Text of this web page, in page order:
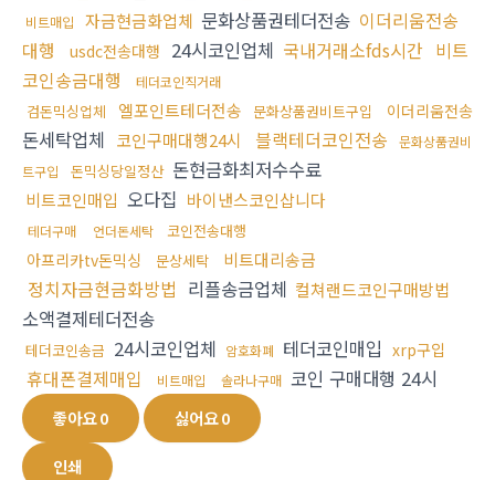
비트매입 자금현금화업체 문화상품권테더전송 이더리움전송
대행
usdc전송대행 24시코인업체 국내거래소fds시간 비트
코인송금대행
테더코인직거래
검돈믹싱업체 엘포인트테더전송 문화상품권비트구입 이더리움전송
돈세탁업체 코인구매대행24시 블랙테더코인전송
문화상품권비
트구입
돈믹싱당일정산 돈현금화최저수수료
비트코인매입 오다집 바이낸스코인삽니다
테더구매 언더돈세탁 코인전송대행
아프리카tv돈믹싱 문상세탁 비트대리송금
정치자금현금화방법 리플송금업체 컬쳐랜드코인구매방법
소액결제테더전송
테더코인송금 24시코인업체 암호화폐 테더코인매입 xrp구입
휴대폰결제매입 비트매입 솔라나구매 코인 구매대행 24시
좋아요0 싫어요0
인쇄